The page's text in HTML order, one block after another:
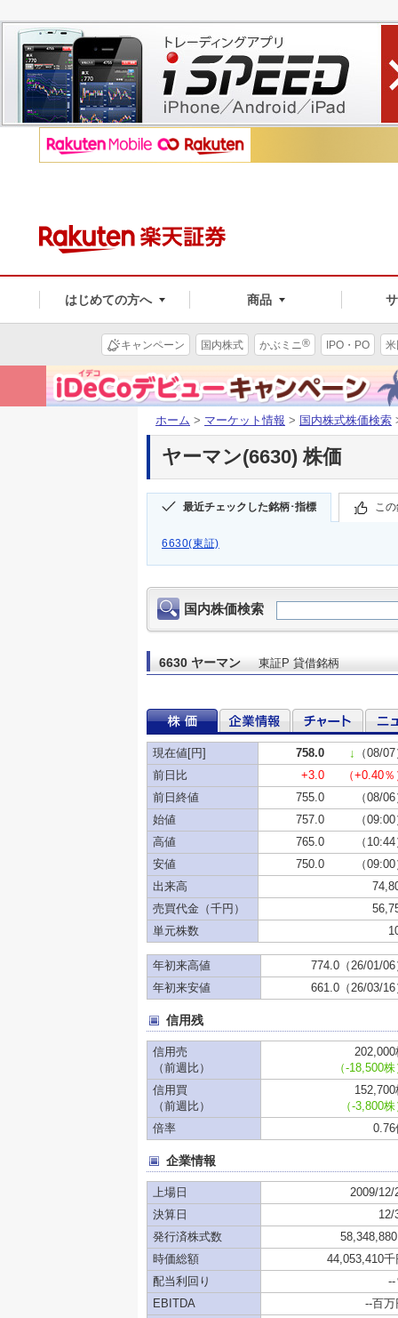
はじめての方へ 商品
キャンペーン 国内株式 かぶミニ® IPO・PO
ホーム > マーケット情報 > 国内株式株価検索
ヤーマン(6630) 株価
最近チェックした銘柄･指標 こ
6630(東証)